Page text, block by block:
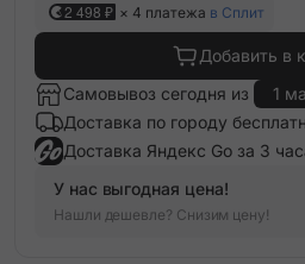
2 498 ₽ × 4 платежа в Сплит
Добавить в
Самовывоз сегодня из
1
Доставка по городу
Доставка Яндекс Go за 3
У нас выгодная цена!
Нашли дешевле? Снизим цену!